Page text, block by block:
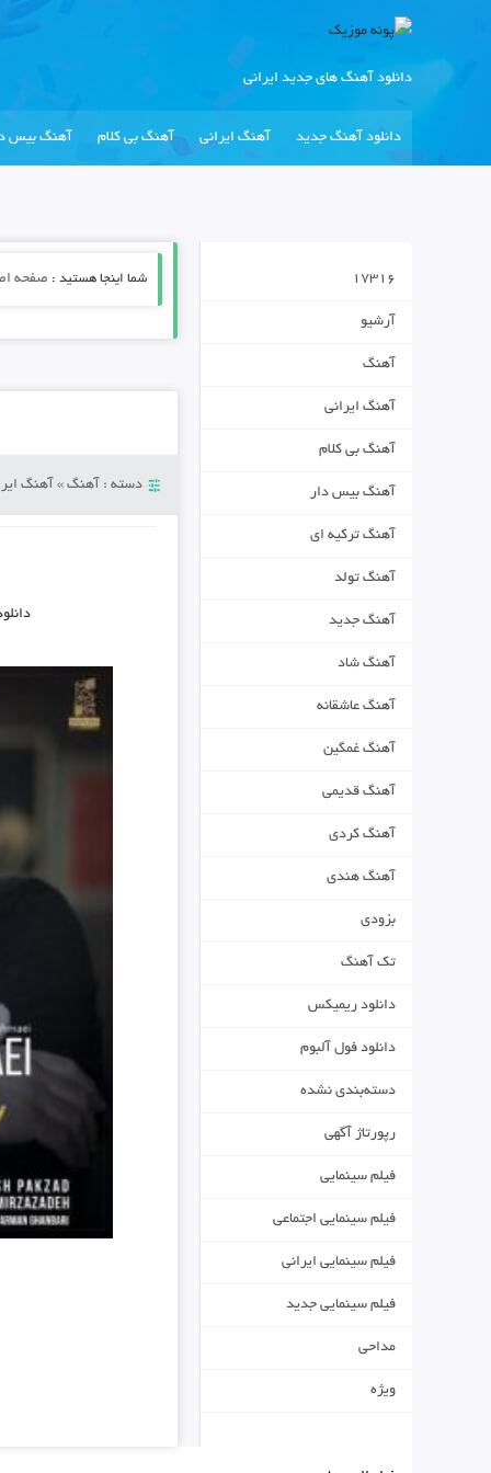
دانلود آهنگ های جدید ایرانی
دانلود آهنگ جدید آهنگ ایرانی آهنگ بی کلام آهنگ بیس
شما اینجا هستید : صفحه
دسته : آهنگ» آهنگ
17316
آرشیو
آهنگ
آهنگ ایرانی
آهنگ بی کلام
آهنگ بیس دار
آهنگ ترکیه ای
آهنگ تولد
آهنگ جدید
آهنگ شاد
آهنگ عاشقانه
آهنگ غمگین
آهنگ قدیمی
آهنگ کردی
آهنگ هندی
بزودی
تک آهنگ
دانلود ریمیکس
دانلود فول آلبوم
دسته‌بندی نشده
رپورتاژ آگهی
فیلم سینمایی
فیلم سینمایی اجتماعی
فیلم سینمایی ایرانی
فیلم سینمایی جدید
مداحی
ویژه